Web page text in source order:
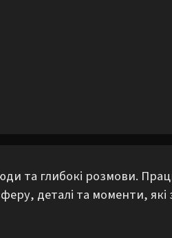
та глибокі розмови.
деталі та моменти, які